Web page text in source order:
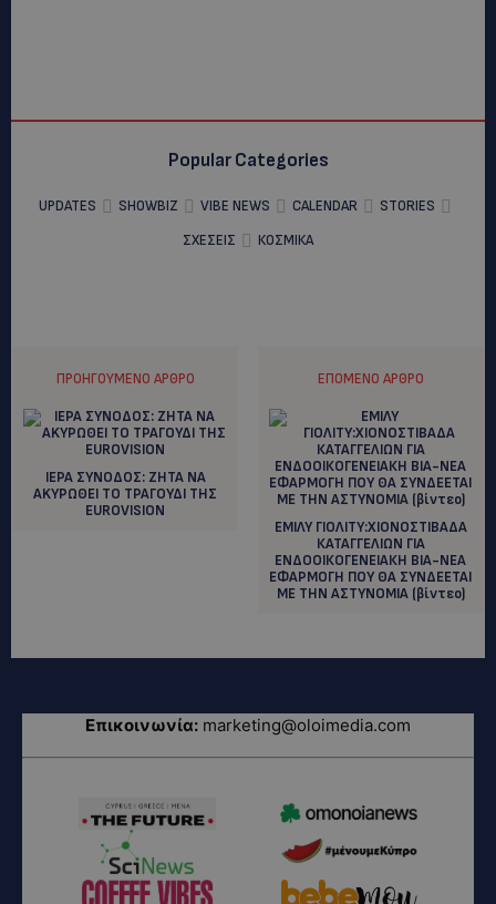
Popular Categories
UPDATES SHOWBIZ VIBE NEWS CALENDAR
STORIES
ΣΧΕΣΕΙΣ
ΚΟΣΜΙΚΑ
ΠΡΟΗΓΟΎΜΕΝΟ ΆΡΘΡΟ
ΙΕΡΑ ΣΥΝΟΔΟΣ: ZHTA NA
AKYΡΩΘΕΙ ΤΟ ΤΡΑΓΟΥΔΙ ΤΗΣ
EUROVISION
ΕΠΌΜΕΝΟ ΆΡΘΡΟ
EMIΛΥ ΓΙΟΛΙΤΥ:ΧΙΟΝΟΣΤΙΒΑΔΑ
ΚΑΤΑΓΓΕΛΙΩΝ ΓΙΑ
ΕΝΔΟΟΙΚΟΓΕΝΕΙΑΚΗ ΒΙΑ-ΝΕΑ
ΕΦΑΡΜΟΓΗ ΠΟΥ ΘΑ ΣΥΝΔΕΕΤΑΙ
ΜΕ ΤΗΝ ΑΣΤΥΝΟΜΙΑ (βίντεο)
Επικοινωνία: marketing@oloimedia.com